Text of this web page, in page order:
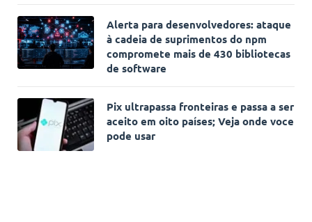
Alerta para desenvolvedores: ataque
à cadeia de suprimentos do npm
compromete mais de 430 bibliotecas
de software
Pix ultrapassa fronteiras e passa a ser
aceito em oito países; Veja onde voce
pode usar